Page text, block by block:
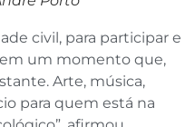
civil, para participar e
um momento que,
Arte, música,
para quem está na